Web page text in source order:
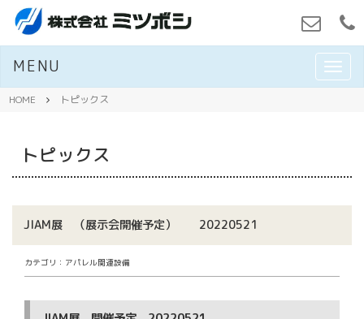
M
E
MENU
HOME トピックス
トピックス
JIAM展 （展示会開催予定） 20220521
カテゴリ：アパレル関連設備